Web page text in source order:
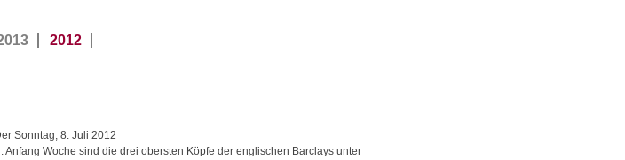
2012
Sonntag, 8. Juli 2012
Woche sind die drei obersten Köpfe der englischen Barclays unter